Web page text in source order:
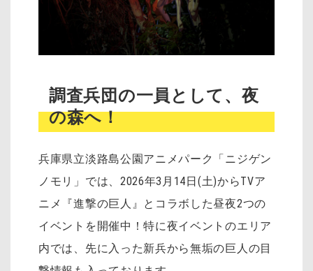
調査兵団の一員として、夜
の森へ！
兵庫県立淡路島公園アニメパーク「ニジゲン
ノモリ」では、2026年3月14日(土)からTVア
ニメ『進撃の巨人』とコラボした昼夜2つの
イベントを開催中！特に夜イベントのエリア
内では、先に入った新兵から無垢の巨人の目